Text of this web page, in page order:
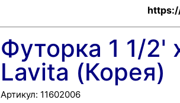
Футорка 1 1/2'
Lavita (Корея)
Артикул: 11602006